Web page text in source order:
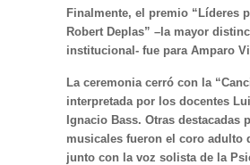
Finalmente, el premio “Líderes
Robert Deplas” –la mayor
institucional- fue para Amparo
La ceremonia cerró con la
interpretada por los docentes
Ignacio Bass. Otras destacadas
musicales fueron el coro adulto
junto con la voz solista de la